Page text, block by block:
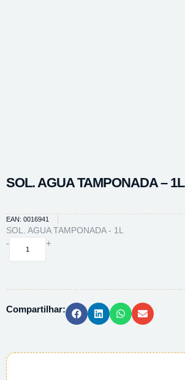
SOL. AGUA TAMPONADA – 1L
EAN: 0016941
SOL. AGUA TAMPONADA - 1L
-
SOL.
quantidade
+
Compartilhar: